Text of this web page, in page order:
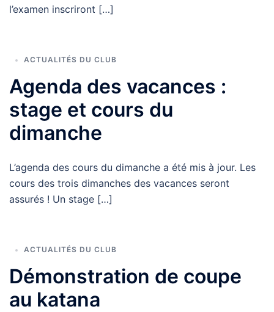
l’examen inscriront […]
ACTUALITÉS DU CLUB
Agenda des vacances :
stage et cours du
dimanche
L’agenda des cours du dimanche a été mis à jour. Les
cours des trois dimanches des vacances seront
assurés ! Un stage […]
ACTUALITÉS DU CLUB
Démonstration de coupe
au katana